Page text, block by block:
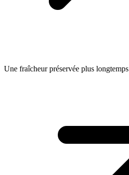
Une fraîcheur préservée plus longtemps